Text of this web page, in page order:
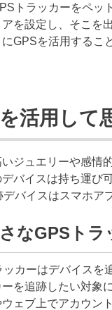
トラッカーをペッ
を設定し、そこを
GPSを活用するこ
活用して
ジュエリーや感情
デバイスは持ち運び
デバイスはスマホア
なGPSトラ
カーはデバイスを
ーを追跡したい対象
ェブ上でアカウン